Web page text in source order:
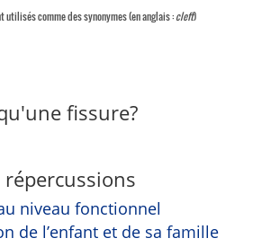
comme des synonymes (en anglais :cleft)
fissure?
répercussions
niveau fonctionnel
de l’enfant et de sa famille